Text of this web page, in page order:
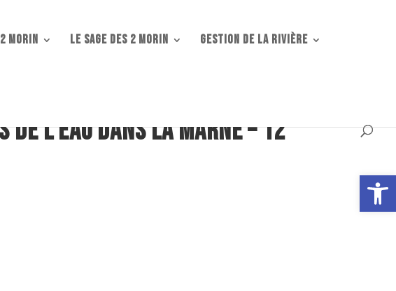
Ouvrir
Morin LE SAGE DES 2 MORIN Gestion de la rivière
l’eau dans la Marne – 12